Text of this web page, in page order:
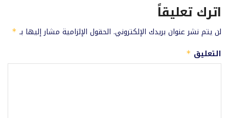
اترك تعليقاً
لن يتم نشر عنوان بريدك الإلكتروني. الحقول الإلزامية مشار إليها بـ *
التعليق *